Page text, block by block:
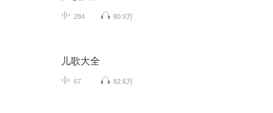
284 80.9万
儿歌大全
67 82.6万